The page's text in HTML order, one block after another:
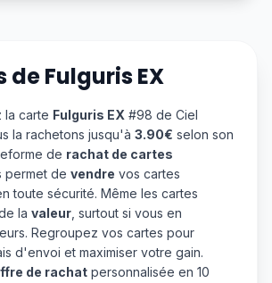
deFulguris EX
la carte Fulguris EX #98 de Ciel
la rachetons jusqu'à 3.90€ selon son
de rachat de cartes
permet de vendre vos cartes
toute sécurité. Même les cartes
la valeur , surtout si vous en
Regroupez vos cartes pour
d'envoi et maximiser votre gain.
de rachat personnalisée en 10